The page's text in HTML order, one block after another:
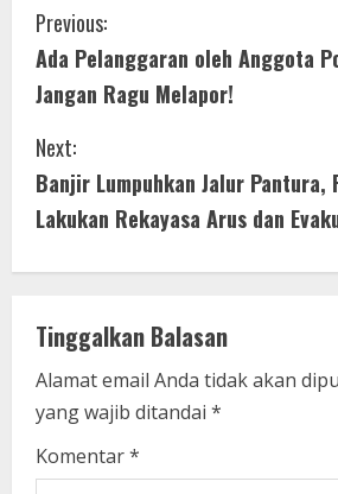
C
o
n
t
i
n
u
e
R
e
Previous:
Ada Pelanggaran oleh Anggota
Jangan Ragu Melapor!
Next:
Banjir Lumpuhkan Jalur Pantura,
Lakukan Rekayasa Arus dan
Tinggalkan Balasan
Alamat email Anda tidak akan
yang wajib ditandai *
Komentar*